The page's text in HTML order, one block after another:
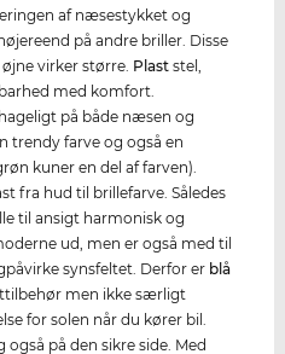
af næsestykket og
på andre briller. Disse
virker større. Plast stel,
med komfort.
på både næsen og
trendy farve og også en
kuner en del af farven).
fra hud til brillefarve. Således
til ansigt harmonisk og
ud, men er også med til
synsfeltet. Derfor er blå
men ikke særligt
for solen når du kører bil.
på den sikre side. Med